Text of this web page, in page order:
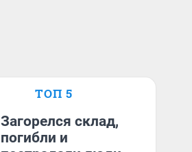
ТОП 5
Загорелся склад,
погибли и